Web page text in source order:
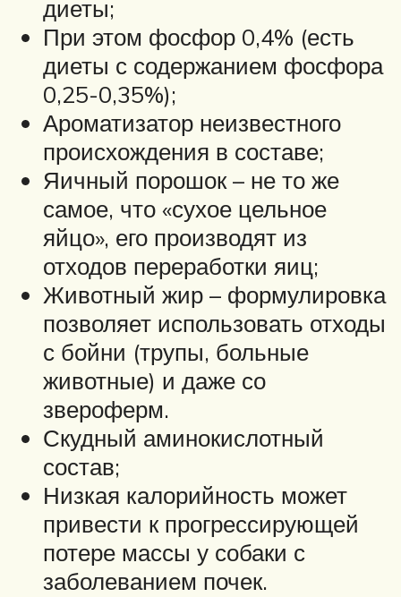
диеты;
При этом фосфор 0,4% (есть
диеты с содержанием фосфора
0,25-0,35%);
Ароматизатор неизвестного
происхождения в составе;
Яичный порошок – не то же
самое, что «сухое цельное
яйцо», его производят из
отходов переработки яиц;
Животный жир – формулировка
позволяет использовать отходы
с бойни (трупы, больные
животные) и даже со
звероферм.
Скудный аминокислотный
состав;
Низкая калорийность может
привести к прогрессирующей
потере массы у собаки с
заболеванием почек.